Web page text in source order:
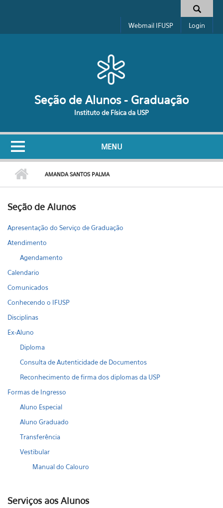
Formulário de busca
Webmail IFUSP Login
Seção de Alunos - Graduação
Instituto de Física da USP
MENU
AMANDA SANTOS PALMA
Seção de Alunos
Apresentação do Serviço de Graduação
Atendimento
Agendamento
Calendario
Comunicados
Conhecendo o IFUSP
Disciplinas
Ex-Aluno
Diploma
Consulta de Autenticidade de Documentos
Reconhecimento de firma dos diplomas da USP
Formas de Ingresso
Aluno Especial
Aluno Graduado
Transferência
Vestibular
Manual do Calouro
Serviços aos Alunos